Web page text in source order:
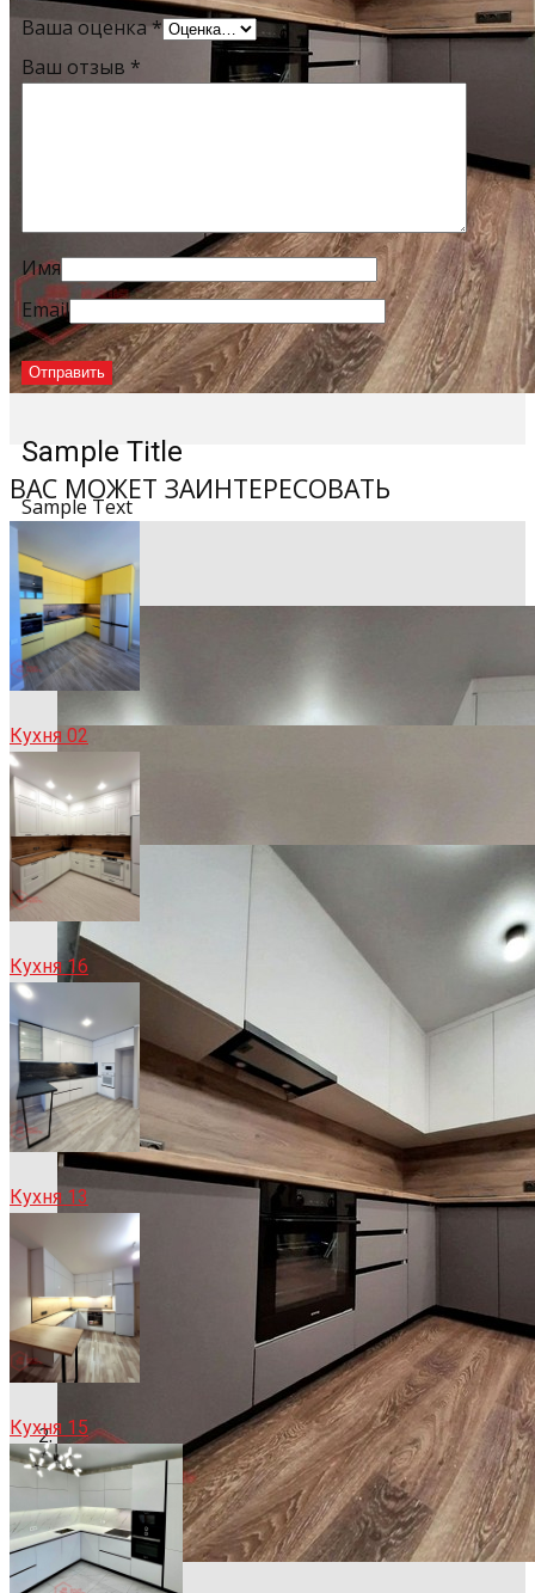
Sample Title
Sample Text
Ваша оценка*
Ваш отзыв *
Имя
Email
ВАС МОЖЕТ ЗАИНТЕРЕСОВАТЬ
Кухня 02
Кухня 16
Кухня 13
Кухня 15